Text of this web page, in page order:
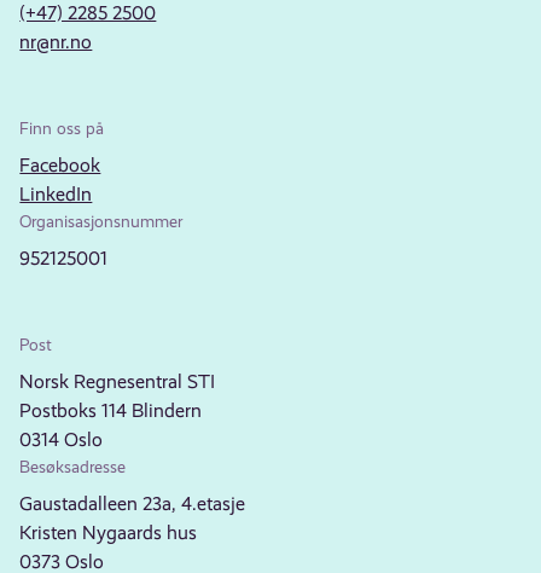
(+47) 2285 2500
nr@nr.no
Finn oss på
Facebook
LinkedIn
Organisasjonsnummer
952125001
Post
Norsk Regnesentral STI
Postboks 114 Blindern
0314 Oslo
Besøksadresse
Gaustadalleen 23a, 4.etasje
Kristen Nygaards hus
0373 Oslo